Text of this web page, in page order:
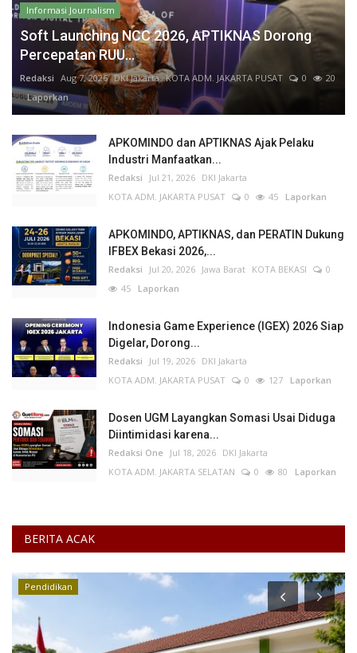
Informasi Journalism
Soft Launching NCC 2026, APTIKNAS Dorong
Percepatan RUU...
Redaksi Aug 7, 2026 DKI Jakarta KOTA ADM. JAKARTA PUSAT 0
20
Laporkan
APKOMINDO dan APTIKNAS Ajak Pelaku
Industri Manfaatkan...
Redaksi Jul 21, 2026 DKI Jakarta
KOTA ADM. JAKARTA PUSAT
0 45 Laporkan
APKOMINDO, APTIKNAS, dan PERATIN Dukung
IFBEX Bekasi 2026,...
Redaksi Jul 20, 2026 Jawa Barat KOTA BEKASI
0
45 Laporkan
Indonesia Game Experience (IGEX) 2026 Siap
Digelar, Dorong...
Redaksi Jul 19, 2026 DKI Jakarta
KOTA ADM. JAKARTA PUSAT
0 127 Laporkan
Dosen UGM Layangkan Somasi Usai Diduga
Diintimidasi karena...
Redaksi One Jul 18, 2026 DKI Jakarta
KOTA ADM. JAKARTA SELATAN
0 80 Laporkan
BERITA ACAK
Pendidikan